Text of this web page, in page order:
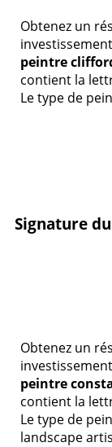
Obtenez un
peintre
contient la
Le type de
Signature
Obtenez un
peintre
contient la
Le type de
landscape